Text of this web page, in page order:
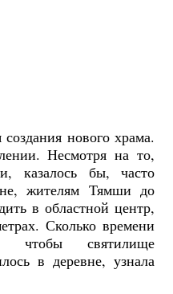
нового храма.
Несмотря на то,
казалось бы, часто
жителям Тямши до
в областной центр,
Сколько времени
чтобы святилище
в деревне, узнала